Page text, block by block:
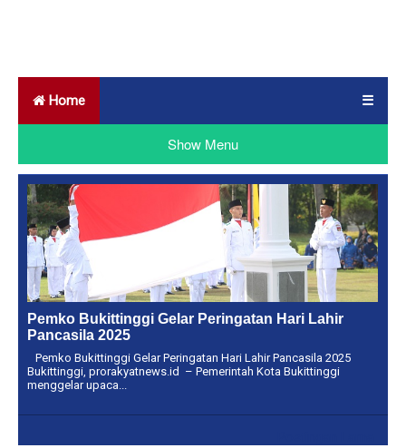
Home ☰
Show Menu
Pemko Bukittinggi Gelar Peringatan Hari Lahir
Pancasila 2025
Pemko Bukittinggi Gelar Peringatan Hari Lahir Pancasila 2025
Bukittinggi, prorakyatnews.id – Pemerintah Kota Bukittinggi
menggelar upaca...